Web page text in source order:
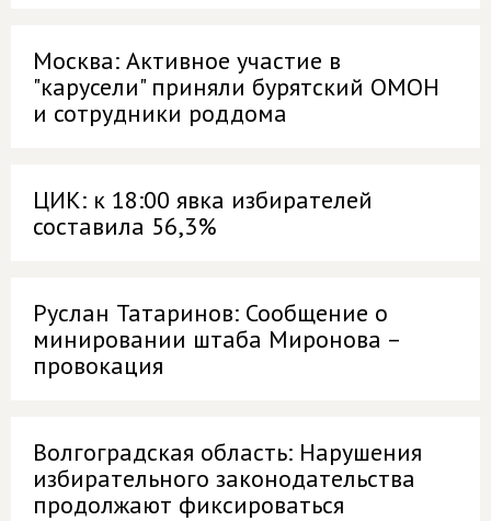
Москва: Активное участие в
"карусели" приняли бурятский ОМОН
и сотрудники роддома
ЦИК: к 18:00 явка избирателей
составила 56,3%
Руслан Татаринов: Сообщение о
минировании штаба Миронова –
провокация
Волгоградская область: Нарушения
избирательного законодательства
продолжают фиксироваться